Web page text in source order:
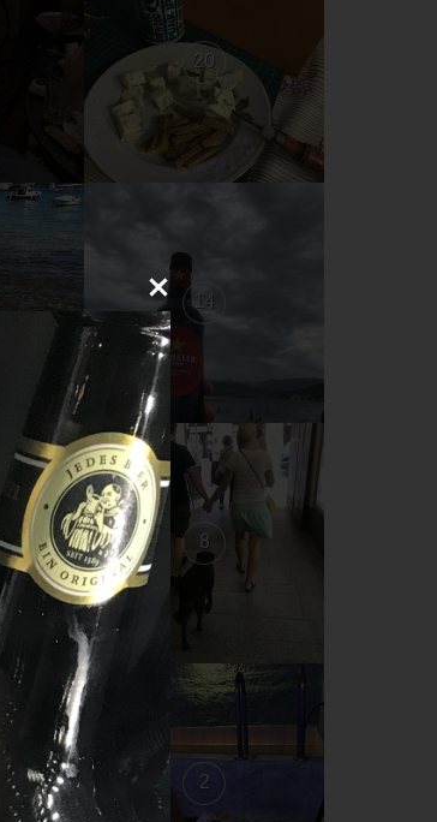
20
14
8
2